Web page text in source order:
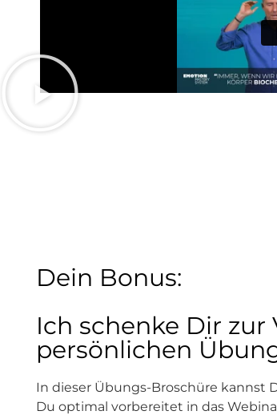
Dein Bonus:
Ich schenke Dir
persönlichen
In dieser Übungs-Broschüre kannst
Du optimal vorbereitet in das